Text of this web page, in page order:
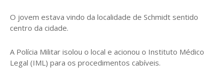
O jovem estava vindo da localidade de Schmidt sentido
centro da cidade.
A Polícia Militar isolou o local e acionou o Instituto Médico
Legal (IML) para os procedimentos cabíveis.